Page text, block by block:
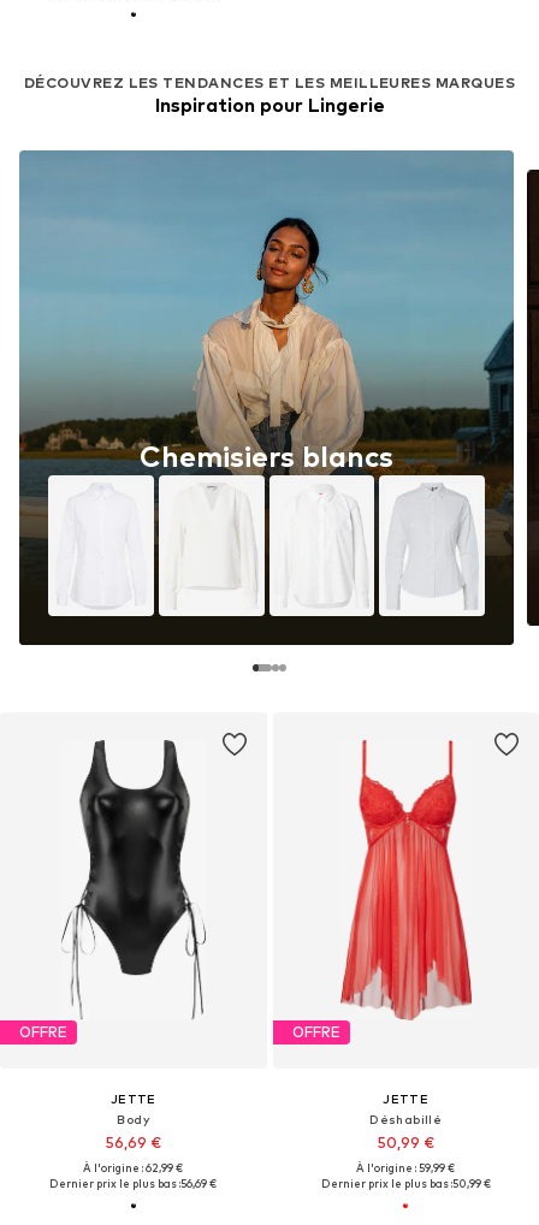
DÉCOUVREZ LES TENDANCES ET LES MEILLEURES MARQUES
Inspiration pour Lingerie
Chemisiers blancs
OFFRE
JETTE
Body
56,69 €
À l'origine : 62,99 €
Dernier prix le plus bas :56,69 €
OFFRE
JETTE
Déshabillé
50,99 €
À l'origine : 59,99 €
Dernier prix le plus bas :50,99 €